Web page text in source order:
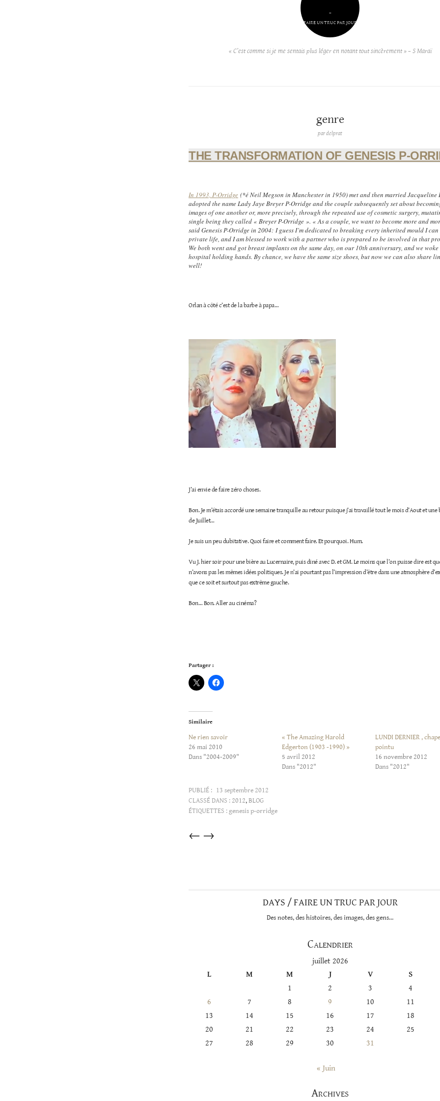
–
FAIRE UN TRUC PAR JOUR
« C’est comme si je me sentais plus léger en notant tout sincèrement » – S Maraï
genre
pardelprat
THE TRANSFORMATION OF GENESIS P-
In 1993, P-Orridge (*é Neil Megson in Manchester in 1950) met and then married Jacqueline
adopted the name Lady Jaye Breyer P-Orridge and the couple subsequently set about
images of one another or, more precisely, through the repeated use of cosmetic surgery,
single being they called « Breyer P-Orridge ». « As a couple, we want to become more and
said Genesis P-Orridge in 2004: I guess I’m dedicated to breaking every inherited mould I
private life, and I am blessed to work with a partner who is prepared to be involved in that
We both went and got breast implants on the same day, on our 10th anniversary, and we
hospital holding hands. By chance, we have the same size shoes, but now we can also share
well!
Orlan à côté c’est de la barbe à papa…
J’ai envie de faire zéro choses.
Bon. Je m’étais accordé une semaine tranquille au retour puisque j’ai travaillé tout le mois d’Aout et une
de Juillet…
Je suis un peu dubitative. Quoi faire et comment faire. Et pourquoi. Hum.
Vu J. hier soir pour une bière au Lucernaire, puis diné avec D. et GM. Le moins que l’on puisse dire est
n’avons pas les mêmes idées politiques. Je n’ai pourtant pas l’impression d’être dans une atmosphère
que ce soit et surtout pas extrême gauche.
Bon… Bon. Aller au cinéma?
Partager :
Similaire
Ne rien savoir
26 mai 2010
Dans "2004-2009"
« The Amazing Harold
Edgerton (1903 -1990) »
5 avril 2012
Dans "2012"
LUNDI DERNIER ,
pointu
16 novembre 2012
Dans "2012"
PUBLIÉ : 13 septembre 2012
CLASSÉ DANS : 2012,BLOG
ÉTIQUETTES :genesis p-orridge
Articles
→
←
DAYS / FAIRE UN TRUC PAR JOUR
Des notes, des histoires, des images, des gens…
Calendrier
juillet 2026
L
M M J V
S
1
2 3
4
6
7 8 9 10
11
13
14 15 16 17
18
20
21 22 23 24
25
27
28 29 30 31
« Juin
Archives